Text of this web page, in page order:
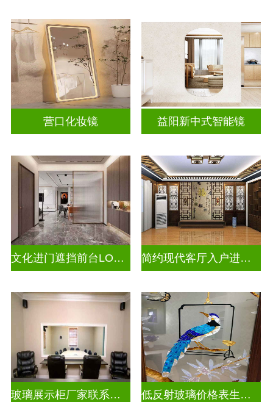
营口化妆镜 益阳新中式智能镜
文化进门遮挡前台LOGO山水画背景墙玻璃 简约现代客厅入户进门遮挡玻璃屏风
玻璃展示柜厂家联系方式 低反射玻璃价格表生产电话